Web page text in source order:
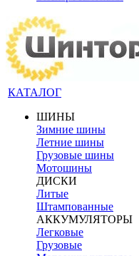
КАТАЛОГ
ШИНЫ
Зимние шины
Летние шины
Грузовые шины
Мотошины
ДИСКИ
Литые
Штампованные
АККУМУЛЯТОРЫ
Легковые
Грузовые